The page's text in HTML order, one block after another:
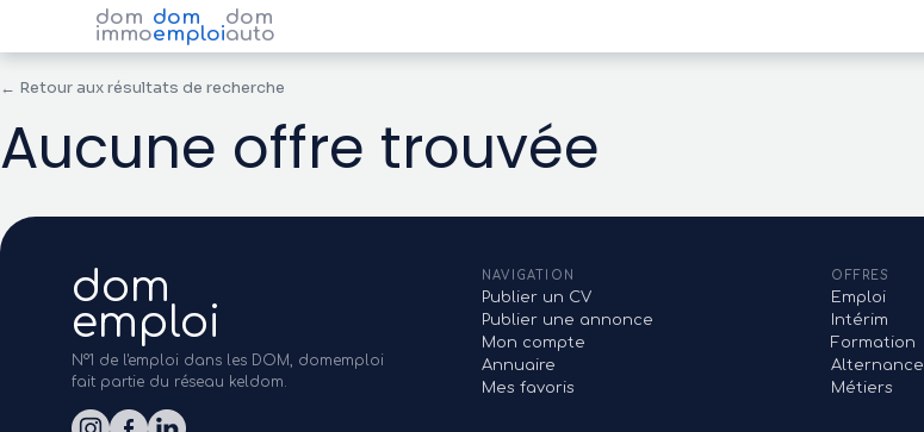
dom
immo
dom
emploi
dom
auto
← Retour aux résultats de recherche
Aucune offre trouvée
dom
emploi
N°1 de l'emploi dans les DOM, domemploi
fait partie du réseau keldom.
NAVIGATION
Publier un CV
Publier une annonce
Mon compte
Annuaire
Mes favoris
OFFRES
Emploi
Intérim
Formation
Alternance
Métiers